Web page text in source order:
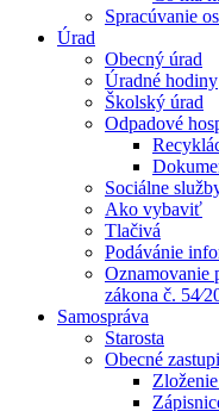
Spracúvanie
Úrad
Obecný úrad
Úradné hodiny
Školský úrad
Odpadové
Sociálne
Ako vybaviť
Tlačivá
Podávánie
Oznamovanie
zákona č.
Samospráva
Starosta
Obecné